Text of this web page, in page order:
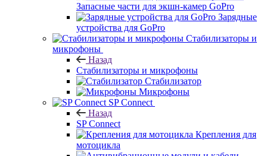
Запасные части для экшн-камер GoPro
Зарядные
устройства для GoPro
Стабилизаторы и
микрофоны
Назад
Стабилизаторы и микрофоны
Стабилизатор
Микрофоны
SP Connect
Назад
SP Connect
Крепления для
мотоцикла